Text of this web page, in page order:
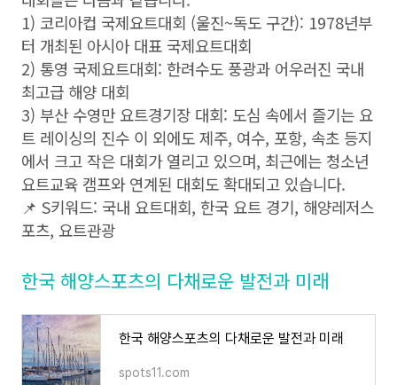
1) 코리아컵 국제요트대회 (울진~독도 구간): 1978년부
터 개최된 아시아 대표 국제요트대회
2) 통영 국제요트대회: 한려수도 풍광과 어우러진 국내
최고급 해양 대회
3) 부산 수영만 요트경기장 대회: 도심 속에서 즐기는 요
트 레이싱의 진수 이 외에도 제주, 여수, 포항, 속초 등지
에서 크고 작은 대회가 열리고 있으며, 최근에는 청소년
요트교육 캠프와 연계된 대회도 확대되고 있습니다.
📌 S키워드: 국내 요트대회, 한국 요트 경기, 해양레저스
포츠, 요트관광
한국 해양스포츠의 다채로운 발전과 미래
한국 해양스포츠의 다채로운 발전과 미래
spots11.com